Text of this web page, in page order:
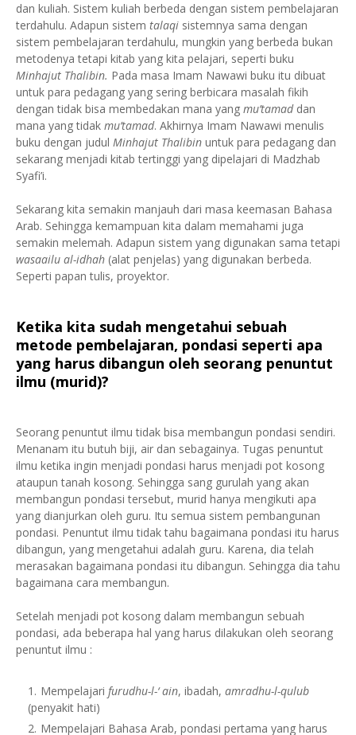
dan kuliah. Sistem kuliah berbeda dengan sistem pembelajaran
terdahulu. Adapun sistem talaqi sistemnya sama dengan
sistem pembelajaran terdahulu, mungkin yang berbeda bukan
metodenya tetapi kitab yang kita pelajari, seperti buku
Minhajut Thalibin. Pada masa Imam Nawawi buku itu dibuat
untuk para pedagang yang sering berbicara masalah fikih
dengan tidak bisa membedakan mana yang mu’tamaddan
mana yang tidak mu’tamad. Akhirnya Imam Nawawi menulis
buku dengan judul Minhajut Thalibin untuk para pedagang dan
sekarang menjadi kitab tertinggi yang dipelajari di Madzhab
Syafi’i.
Sekarang kita semakin manjauh dari masa keemasan Bahasa
Arab. Sehingga kemampuan kita dalam memahami juga
semakin melemah. Adapun sistem yang digunakan sama tetapi
wasaailu al-idhah (alat penjelas) yang digunakan berbeda.
Seperti papan tulis, proyektor.
Ketika kita sudah mengetahui sebuah
metode pembelajaran, pondasi seperti apa
yang harus dibangun oleh seorang penuntut
ilmu (murid)?
Seorang penuntut ilmu tidak bisa membangun pondasi sendiri.
Menanam itu butuh biji, air dan sebagainya. Tugas penuntut
ilmu ketika ingin menjadi pondasi harus menjadi pot kosong
ataupun tanah kosong. Sehingga sang gurulah yang akan
membangun pondasi tersebut, murid hanya mengikuti apa
yang dianjurkan oleh guru. Itu semua sistem pembangunan
pondasi. Penuntut ilmu tidak tahu bagaimana pondasi itu harus
dibangun, yang mengetahui adalah guru. Karena, dia telah
merasakan bagaimana pondasi itu dibangun. Sehingga dia tahu
bagaimana cara membangun.
Setelah menjadi pot kosong dalam membangun sebuah
pondasi, ada beberapa hal yang harus dilakukan oleh seorang
penuntut ilmu :
Mempelajari furudhu-l-‘ ain, ibadah, amradhu-l-qulub
(penyakit hati)
Mempelajari Bahasa Arab, pondasi pertama yang harus